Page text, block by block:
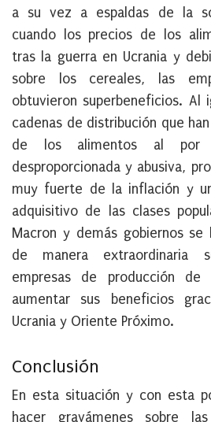
a su vez a espaldas de la
cuando los precios de los
tras la guerra en Ucrania y
sobre los cereales, las
obtuvieron superbeneficios. Al
cadenas de distribución que
de los alimentos al por
desproporcionada y abusiva,
muy fuerte de la inflación y
adquisitivo de las clases
Macron y demás gobiernos se
de manera extraordinaria
empresas de producción de
aumentar sus beneficios
Ucrania y Oriente Próximo.
Conclusión
En esta situación y con esta
hacer gravámenes sobre